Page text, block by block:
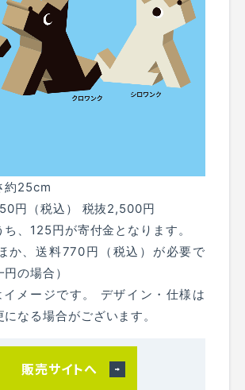
約25cm
円（税込） 税抜2,500円
、125円が寄付金となります。
か、送料770円（税込）が必要で
の場合）
メージです。 デザイン・仕様は
なる場合がございます。
販売サイトへ